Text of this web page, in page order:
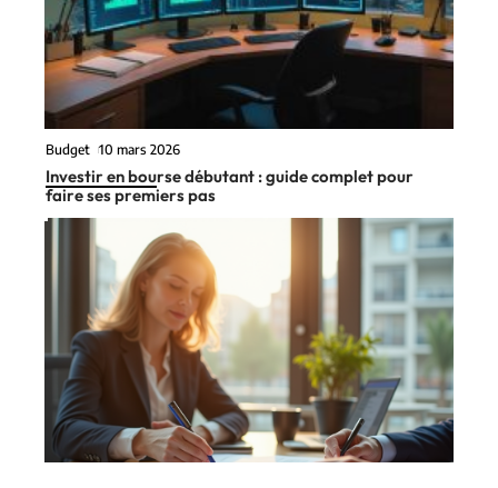
Budget 10 mars 2026
Investir en bourse débutant : guide complet pour
faire ses premiers pas